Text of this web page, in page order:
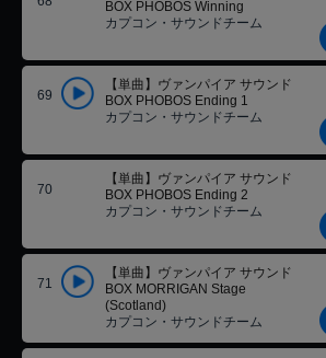
BOX PHOBOS Winning
カプコン・サウンドチーム
69
【単曲】ヴァンパイア サウンド
BOX PHOBOS Ending 1
カプコン・サウンドチーム
70
【単曲】ヴァンパイア サウンド
BOX PHOBOS Ending 2
カプコン・サウンドチーム
71
【単曲】ヴァンパイア サウンド
BOX MORRIGAN Stage
(Scotland)
カプコン・サウンドチーム